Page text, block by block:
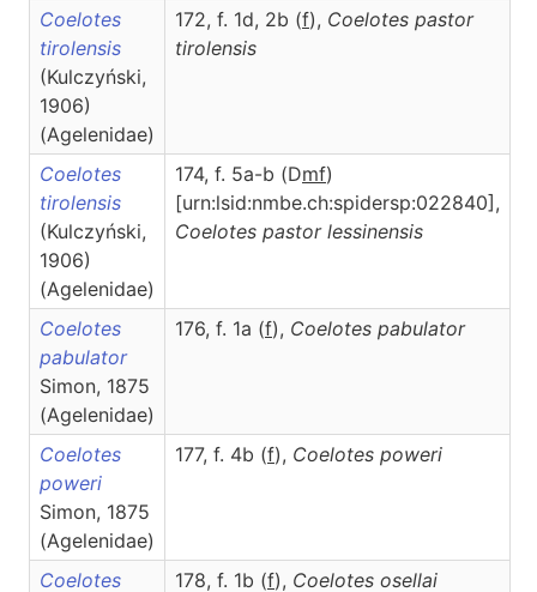
Coelotes
tirolensis
(Kulczyński,
1906)
(Agelenidae)
172, f. 1d, 2b (f), Coelotes pastor
tirolensis
Coelotes
tirolensis
(Kulczyński,
1906)
(Agelenidae)
174, f. 5a-b (Dmf)
[urn:lsid:nmbe.ch:spidersp:022840],
Coelotes pastor lessinensis
Coelotes
pabulator
Simon, 1875
(Agelenidae)
176, f. 1a (f), Coelotes pabulator
Coelotes
poweri
Simon, 1875
(Agelenidae)
177, f. 4b (f), Coelotes poweri
Coelotes
178, f. 1b (f), Coelotes osellai